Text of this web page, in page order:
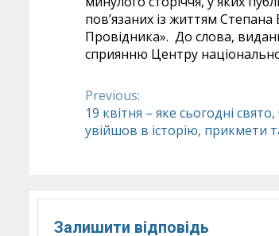
пов’язаних із життям
Провідника». До слова,
сприянню Центру
Continue
Reading
Previous:
19 квітня – яке сьогодні
увійшов в історію, прикмети
Залишити відповідь